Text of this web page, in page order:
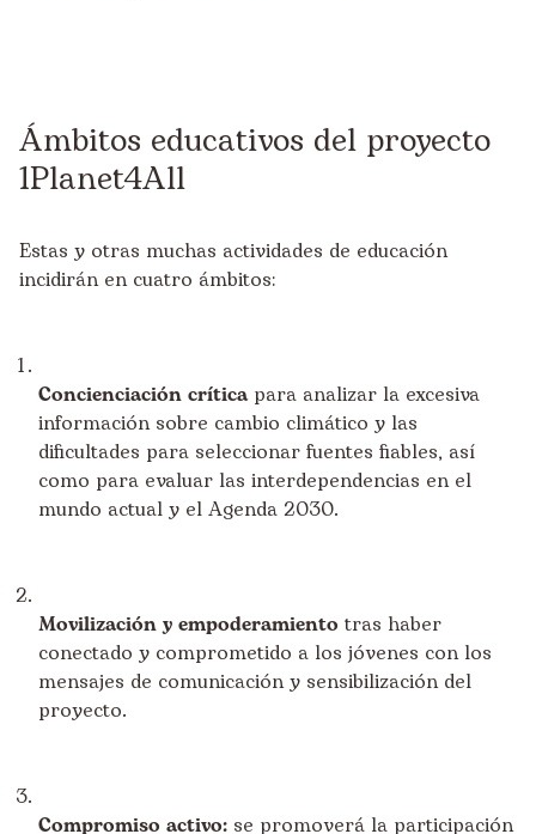
Ámbitos educativos del proyecto
1Planet4All
Estas y otras muchas actividades de educación
incidirán en cuatro ámbitos:
Concienciación críticapara analizar la excesiva
información sobre cambio climático y las
dificultades para seleccionar fuentes fiables, así
como para evaluar las interdependencias en el
mundo actual y el Agenda 2030.
Movilización y empoderamiento tras haber
conectado y comprometido a los jóvenes con los
mensajes de comunicación y sensibilización del
proyecto.
Compromiso activo: se promoverá la participación